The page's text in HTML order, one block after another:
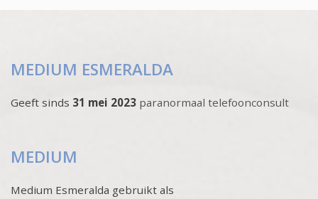
MEDIUM ESMERALDA
Geeft sinds 31 mei 2023 paranormaal telefoonconsult
MEDIUM
Medium Esmeralda gebruikt als